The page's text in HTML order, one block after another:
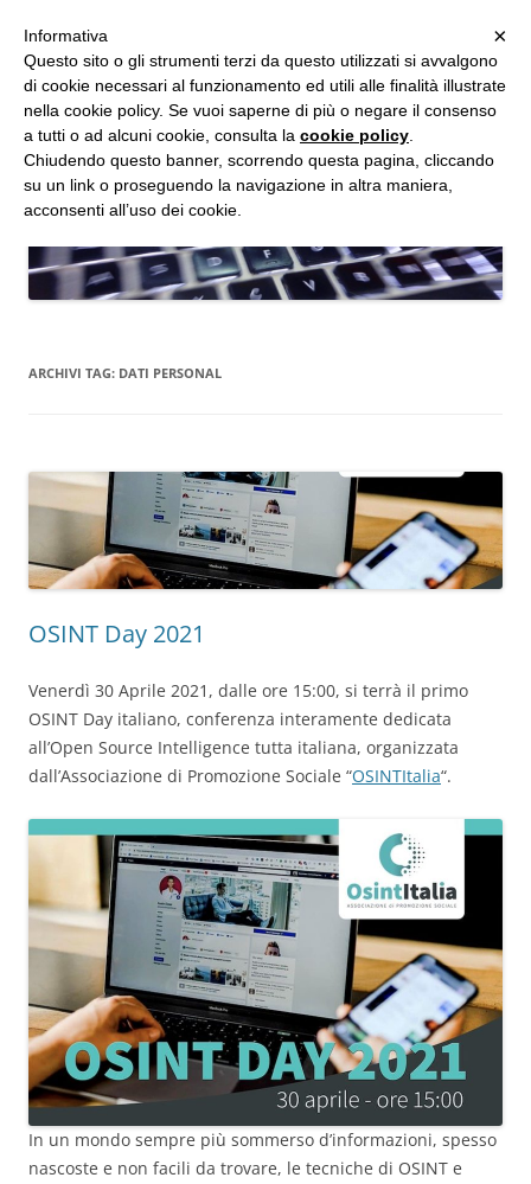
Vai
al
contenuto
Studio d'Informatica Forense
Perizie Informatiche Forensi, CTP e CTU in Processi Civili e Penali
ARCHIVI TAG: DATI PERSONAL
OSINT Day 2021
Venerdì 30 Aprile 2021, dalle ore 15:00, si terrà il primo
OSINT Day italiano, conferenza interamente dedicata
all’Open Source Intelligence tutta italiana, organizzata
dall’Associazione di Promozione Sociale “OSINTItalia“.
In un mondo sempre più sommerso d’informazioni, spesso
nascoste e non facili da trovare, le tecniche di OSINT e
MENU ×
Informativa
Questo sito o gli strumenti terzi da questo utilizzati si avvalgono
di cookie necessari al funzionamento ed utili alle finalità illustrate
nella cookie policy. Se vuoi saperne di più o negare il consenso
a tutti o ad alcuni cookie, consulta la cookie policy
Chiudendo questo banner, scorrendo questa pagina, cliccando
su un link o proseguendo la navigazione in altra maniera,
acconsenti all’uso dei cookie.